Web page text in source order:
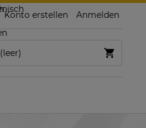
Konto erstellen Anmelden
(leer)